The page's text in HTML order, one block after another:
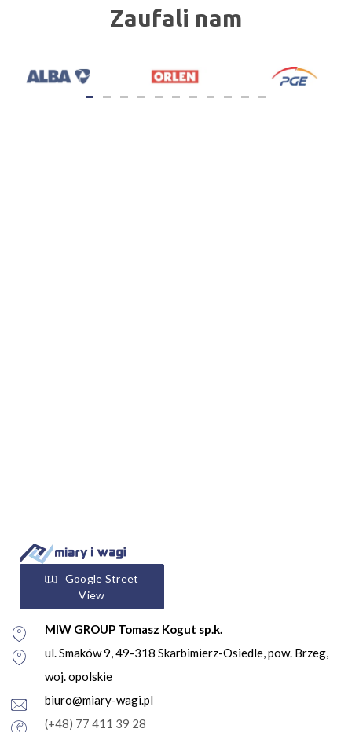
Zaufali nam
Google Street
View
MIW GROUP Tomasz Kogut sp.k.
ul. Smaków 9, 49-318 Skarbimierz-Osiedle, pow. Brzeg,
woj. opolskie
biuro@miary-wagi.pl
(+48) 77 411 39 28